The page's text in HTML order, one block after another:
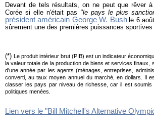
Devant de tels résultats, on ne peut que rêver
Corée si elle n'était pas "le pays le plus
président américain George W. Bush le 6
sûrement une des premières puissances sportives
(*) Le produit intérieur brut (PIB) est un indicateur
la valeur totale de la production de biens et services
d'une année par les agents (ménages, entreprises,
converti, au taux moyen annuel du marché, en dollars. Il
classer les pays par niveau de richesse, car il est
politiques menées.
Lien vers le "Bill Mitchell's Alternative